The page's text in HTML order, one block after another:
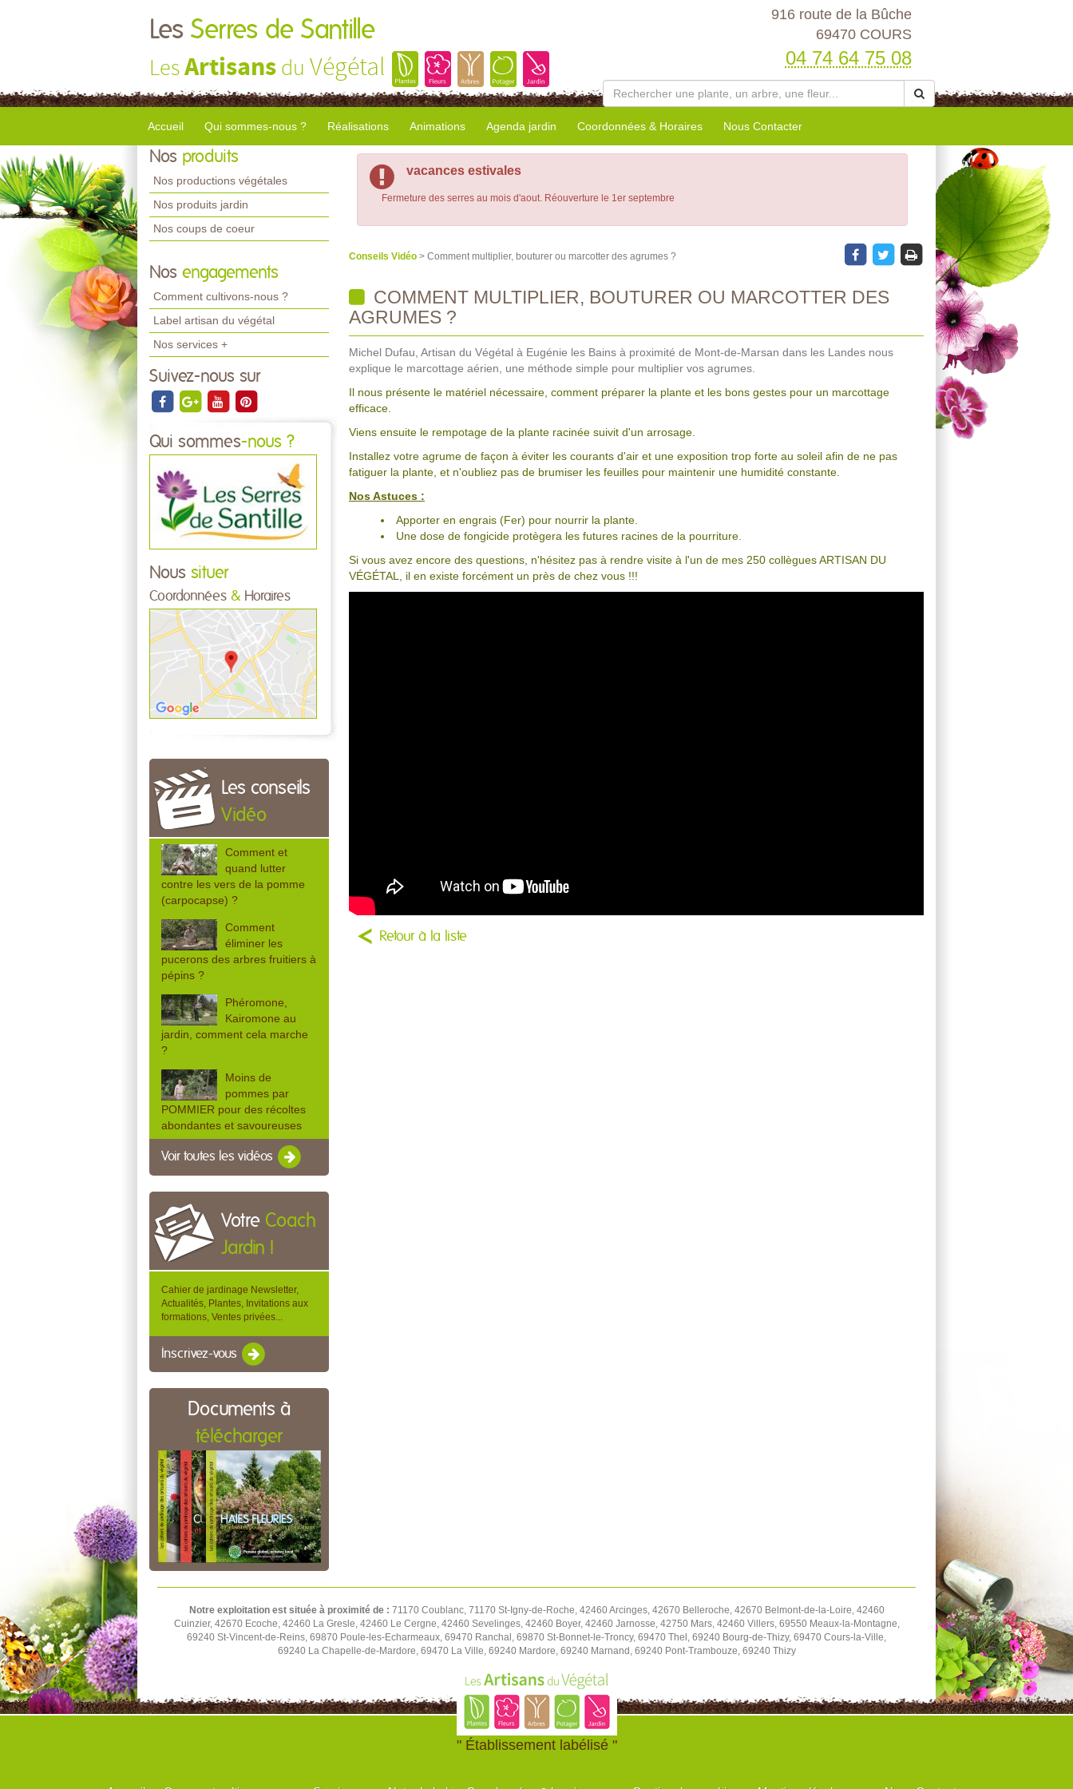
Les Serres de Santille
LesArtisans du Végétal
916 route de la Bûche
69470 COURS
04 74 64 75 08
Accueil Qui sommes-nous ? Réalisations Animations Agenda jardin Coordonnées & Horaires Nous Contacter
Nos produits
Nos productions végétales
Nos produits jardin
Nos coups de coeur
Nos engagements
Comment cultivons-nous ?
Label artisan du végétal
Nos services +
Suivez-nous sur
Qui sommes-nous ?
Nous situer
Coordonnées & Horaires
Les conseils
Vidéo
Comment et
quand lutter
contre les vers de la pomme
(carpocapse) ?
Comment
éliminer les
pucerons des arbres fruitiers à
pépins ?
Phéromone,
Kairomone au
jardin, comment cela marche
?
Moins de
pommes par
POMMIER pour des récoltes
abondantes et savoureuses
Voir toutes les vidéos
Votre Coach
Jardin !
Cahier de jardinage Newsletter,
Actualités, Plantes, Invitations aux
formations, Ventes privées...
Inscrivez-vous
Documents à
télécharger
vacances estivales
Fermeture des serres au mois d'aout. Réouverture le 1er septembre
Conseils Vidéo > Comment multiplier, bouturer ou marcotter des agrumes ?
COMMENT MULTIPLIER, BOUTURER OU MARCOTTER DES
AGRUMES ?
Michel Dufau, Artisan du Végétal à Eugénie les Bains à proximité de Mont-de-Marsan dans les Landes nous
explique le marcottage aérien, une méthode simple pour multiplier vos agrumes.
Il nous présente le matériel nécessaire, comment préparer la plante et les bons gestes pour un marcottage
efficace.
Viens ensuite le rempotage de la plante racinée suivit d'un arrosage.
Installez votre agrume de façon à éviter les courants d'air et une exposition trop forte au soleil afin de ne pas
fatiguer la plante, et n'oubliez pas de brumiser les feuilles pour maintenir une humidité constante.
Nos Astuces :
Apporter en engrais (Fer) pour nourrir la plante.
Une dose de fongicide protègera les futures racines de la pourriture.
Si vous avez encore des questions, n'hésitez pas à rendre visite à l'un de mes 250 collègues ARTISAN DU
VÉGÉTAL, il en existe forcément un près de chez vous !!!
Retour à la liste
Notre exploitation est située à proximité de : 71170 Coublanc, 71170 St-Igny-de-Roche, 42460 Arcinges, 42670 Belleroche, 42670 Belmont-de-la-Loire, 42460
Cuinzier, 42670 Ecoche, 42460 La Gresle, 42460 Le Cergne, 42460 Sevelinges, 42460 Boyer, 42460 Jarnosse, 42750 Mars, 42460 Villers, 69550 Meaux-la-Montagne,
69240 St-Vincent-de-Reins, 69870 Poule-les-Echarmeaux, 69470 Ranchal, 69870 St-Bonnet-le-Troncy, 69470 Thel, 69240 Bourg-de-Thizy, 69470 Cours-la-Ville,
69240 La Chapelle-de-Mardore, 69470 La Ville, 69240 Mardore, 69240 Marnand, 69240 Pont-Trambouze, 69240 Thizy
" Établissement labélisé "